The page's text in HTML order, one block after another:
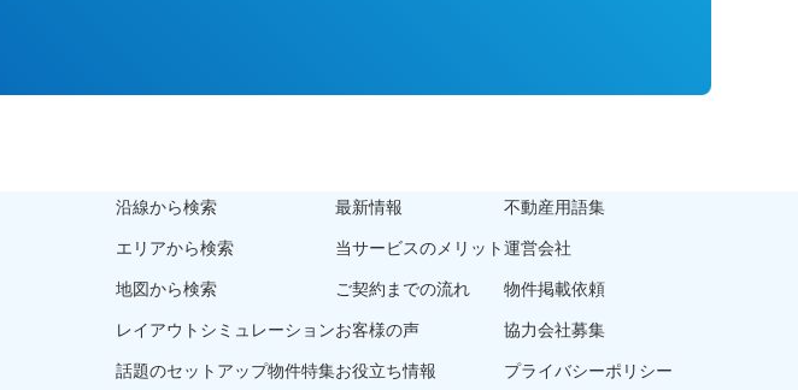
沿線から検索
エリアから検索
地図から検索
レイアウトシミュレーション
話題のセットアップ物件特集
最新情報
当サービスのメリット
ご契約までの流れ
お客様の声
お役立ち情報
不動産用語集
運営会社
物件掲載依頼
協力会社募集
プライバシーポリシー